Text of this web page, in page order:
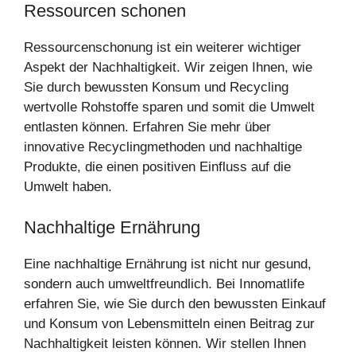
Ressourcen schonen
Ressourcenschonung ist ein weiterer wichtiger
Aspekt der Nachhaltigkeit. Wir zeigen Ihnen, wie
Sie durch bewussten Konsum und Recycling
wertvolle Rohstoffe sparen und somit die Umwelt
entlasten können. Erfahren Sie mehr über
innovative Recyclingmethoden und nachhaltige
Produkte, die einen positiven Einfluss auf die
Umwelt haben.
Nachhaltige Ernährung
Eine nachhaltige Ernährung ist nicht nur gesund,
sondern auch umweltfreundlich. Bei Innomatlife
erfahren Sie, wie Sie durch den bewussten Einkauf
und Konsum von Lebensmitteln einen Beitrag zur
Nachhaltigkeit leisten können. Wir stellen Ihnen